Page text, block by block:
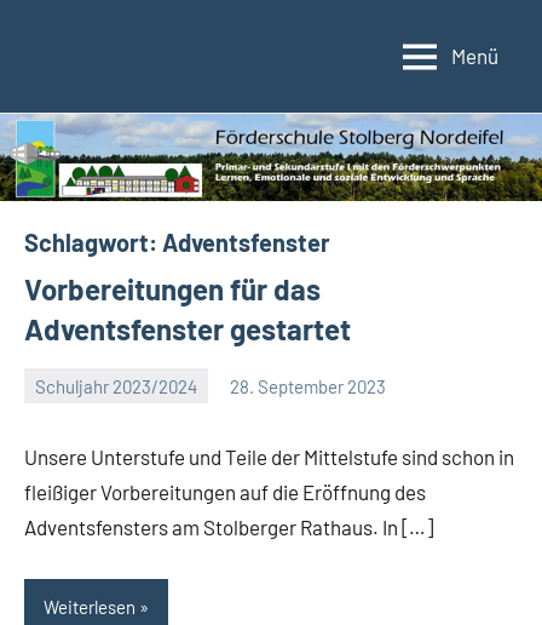
Stolberg/Nordeifel
Verbund
der
Kupferstadt
Menü
Schlagwort: Adventsfenster
Vorbereitungen für das
Adventsfenster gestartet
Schuljahr 2023/2024 28. September 2023
Unsere Unterstufe und Teile der Mittelstufe sind schon in
fleißiger Vorbereitungen auf die Eröffnung des
Adventsfensters am Stolberger Rathaus. In […]
Weiterlesen